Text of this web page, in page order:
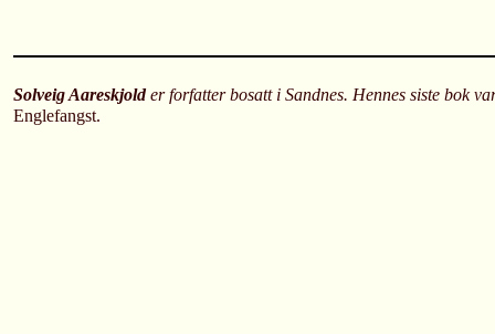
Solveig Aareskjolder forfatter bosatt i Sandnes. Hennes siste bok
Englefangst.